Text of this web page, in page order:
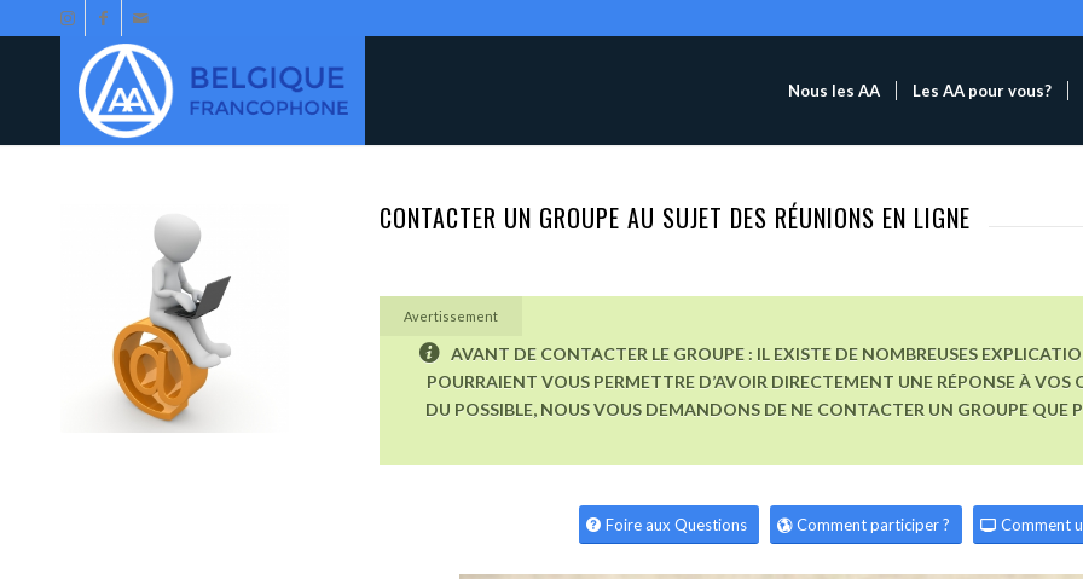
Nous les AA Les AA pour vous?
CONTACTER UN GROUPE AU SUJET DES RÉUNIONS EN LIGNE
Avertissement
AVANT DE CONTACTER LE GROUPE : IL EXISTE DE NOMBREUSES
POURRAIENT VOUS PERMETTRE D’AVOIR DIRECTEMENT UNE RÉPONSE À VOS
DU POSSIBLE, NOUS VOUS DEMANDONS DE NE CONTACTER UN GROUPE QUE
Foire aux Questions Comment participer ? Comment